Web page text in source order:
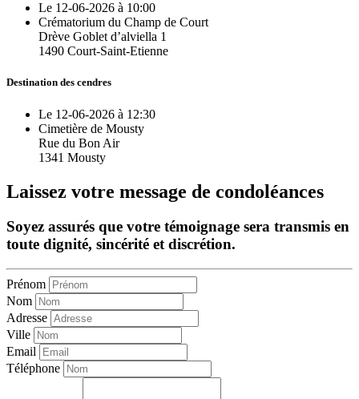
Le 12-06-2026 à 10:00
Crématorium du Champ de Court
Drève Goblet d’alviella 1
1490 Court-Saint-Etienne
Destination des cendres
Le 12-06-2026 à 12:30
Cimetière de Mousty
Rue du Bon Air
1341 Mousty
Laissez votre message de condoléances
Soyez assurés que votre témoignage sera transmis en
toute dignité, sincérité et discrétion.
Prénom
Nom
Adresse
Ville
Email
Téléphone